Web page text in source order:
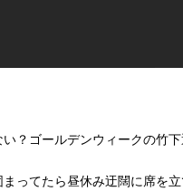
？ゴールデンウィークの竹
ってたら昼休み迂闊に席を